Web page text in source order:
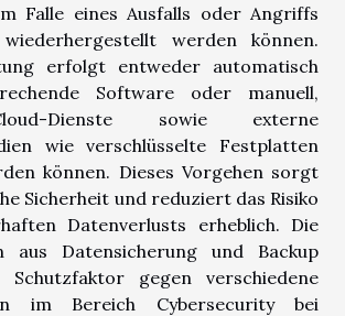
Falle eines Ausfalls oder Angriffs
werden können.
erfolgt entweder automatisch
Software oder manuell,
Dienste sowie externe
wie verschlüsselte Festplatten
können. Dieses Vorgehen sorgt
Sicherheit und reduziert das Risiko
Datenverlusts erheblich. Die
aus Datensicherung und Backup
gegen verschiedene
im Bereich Cybersecurity bei